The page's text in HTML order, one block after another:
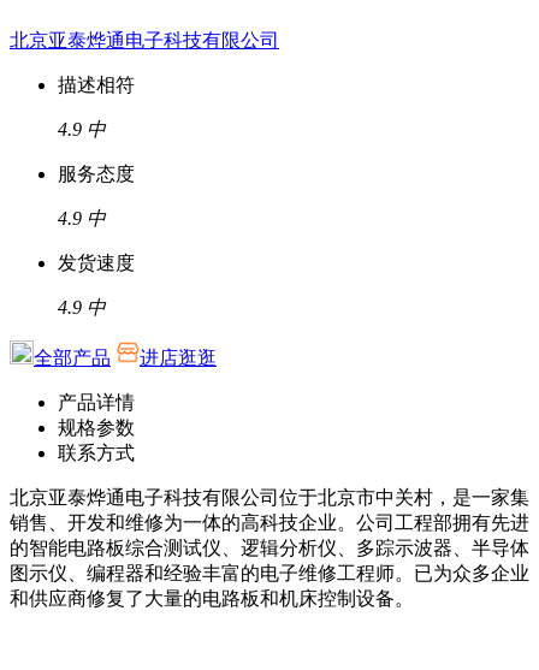
北京亚泰烨通电子科技有限公司
描述相符
4.9 中
服务态度
4.9 中
发货速度
4.9 中
全部产品 进店逛逛
产品详情
规格参数
联系方式
北京亚泰烨通电子科技有限公司位于北京市中关村，是一家集
销售、开发和维修为一体的高科技企业。公司工程部拥有先进
的智能电路板综合测试仪、逻辑分析仪、多踪示波器、半导体
图示仪、编程器和经验丰富的电子维修工程师。已为众多企业
和供应商修复了大量的电路板和机床控制设备。